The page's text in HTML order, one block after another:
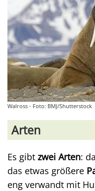
Walross - Foto: BMJ/Shutterstock
Arten
Es gibt zwei Arten:
das etwas größere
eng verwandt mit